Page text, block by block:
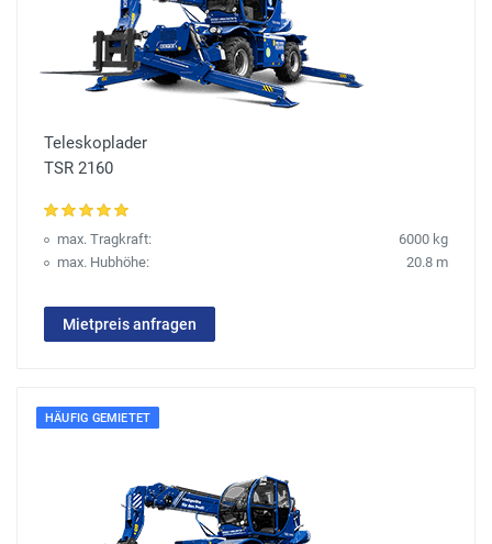
Teleskoplader
TSR 2160
max. Tragkraft:
6000 kg
max. Hubhöhe:
20.8 m
Mietpreis anfragen
HÄUFIG GEMIETET